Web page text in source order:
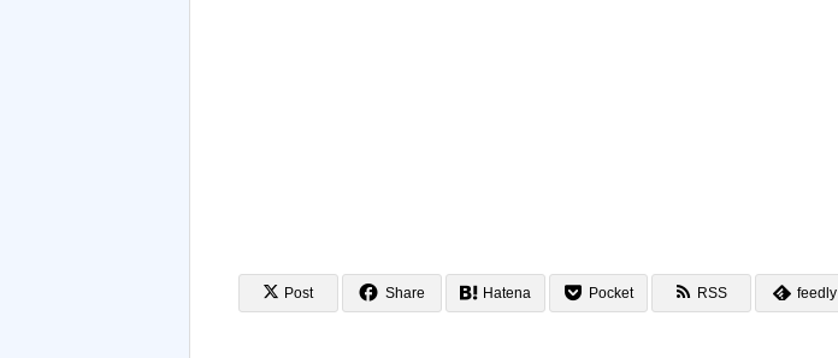
Post Share Hatena Pocket RSS feedly